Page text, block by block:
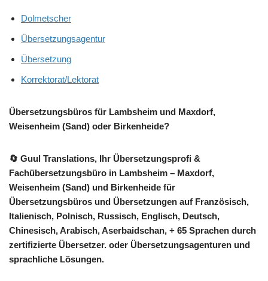
Dolmetscher
Übersetzungsagentur
Übersetzung
Korrektorat/Lektorat
Übersetzungsbüros für Lambsheim und Maxdorf,
Weisenheim (Sand) oder Birkenheide?
🔄 Guul Translations, Ihr Übersetzungsprofi &
Fachübersetzungsbüro in Lambsheim – Maxdorf,
Weisenheim (Sand) und Birkenheide für
Übersetzungsbüros und Übersetzungen auf Französisch,
Italienisch, Polnisch, Russisch, Englisch, Deutsch,
Chinesisch, Arabisch, Aserbaidschan, + 65 Sprachen durch
zertifizierte Übersetzer. oder Übersetzungsagenturen und
sprachliche Lösungen.